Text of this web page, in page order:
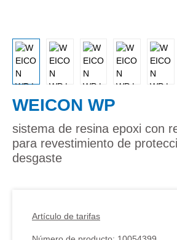
WEICON WP
sistema de resina epoxi con
para revestimiento de
desgaste
Artículo de tarifas